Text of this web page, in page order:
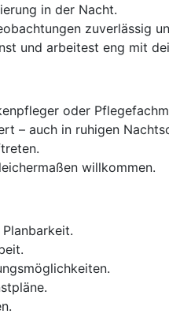
in der Nacht.
zuverlässig
und arbeitest eng mit
oder
– auch in ruhigen
willkommen.